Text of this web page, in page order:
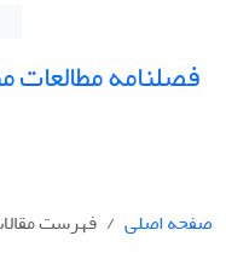
فصلنامه مطالعات
صفحه اصلی
فهرست